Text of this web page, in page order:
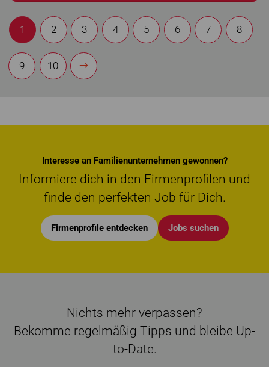
1 2 3 4 5 6 7 8
9 10
Interesse an Familienunternehmen gewonnen?
Informiere dich in den Firmenprofilen und
finde den perfekten Job für Dich.
Firmenprofile entdecken Jobs suchen
Nichts mehr verpassen?
Bekomme regelmäßig Tipps und bleibe Up-
to-Date.